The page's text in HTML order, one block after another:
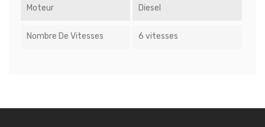
Moteur Diesel
Nombre De Vitesses 6 vitesses